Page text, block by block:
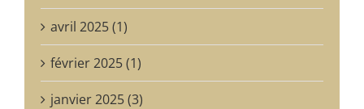
avril 2025 (1)
février 2025 (1)
janvier 2025 (3)